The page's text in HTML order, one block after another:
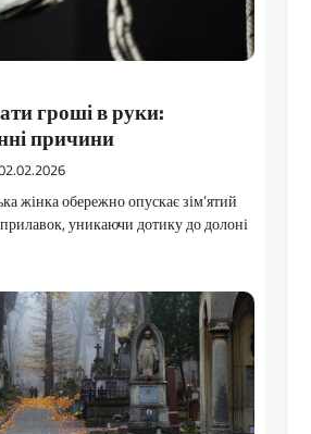
гроші в руки:
причини
жінка обережно опускає зім’ятий
уникаючи дотику до долоні